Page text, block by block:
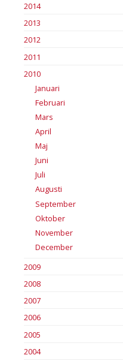
2014
2013
2012
2011
2010
Januari
Februari
Mars
April
Maj
Juni
Juli
Augusti
September
Oktober
November
December
2009
2008
2007
2006
2005
2004